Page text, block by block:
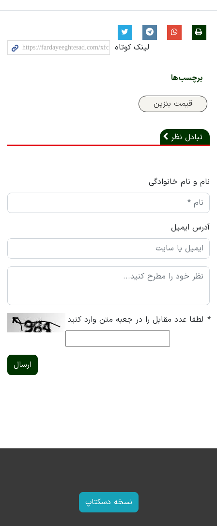
لینک کوتاه
برچسب‌ها
قیمت بنزین
تبادل نظر
نام و نام خانوادگی
آدرس ایمیل
* لطفا عدد مقابل را در جعبه متن وارد کنید
ارسال
نسخه دسکتاپ